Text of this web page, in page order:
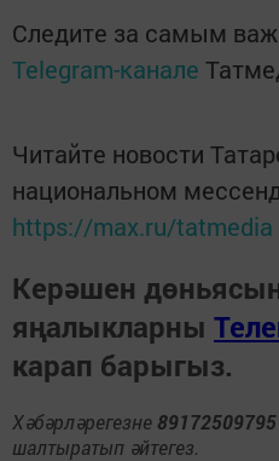
Следите за самым
Telegram-канале
Читайте новости
национальном
https://max.ru/tatmedia
Керәшен
яңалыкларны
карап барыгыз.
Хәбәрләрегезне 89172509795
шалтыратып әйтегез.